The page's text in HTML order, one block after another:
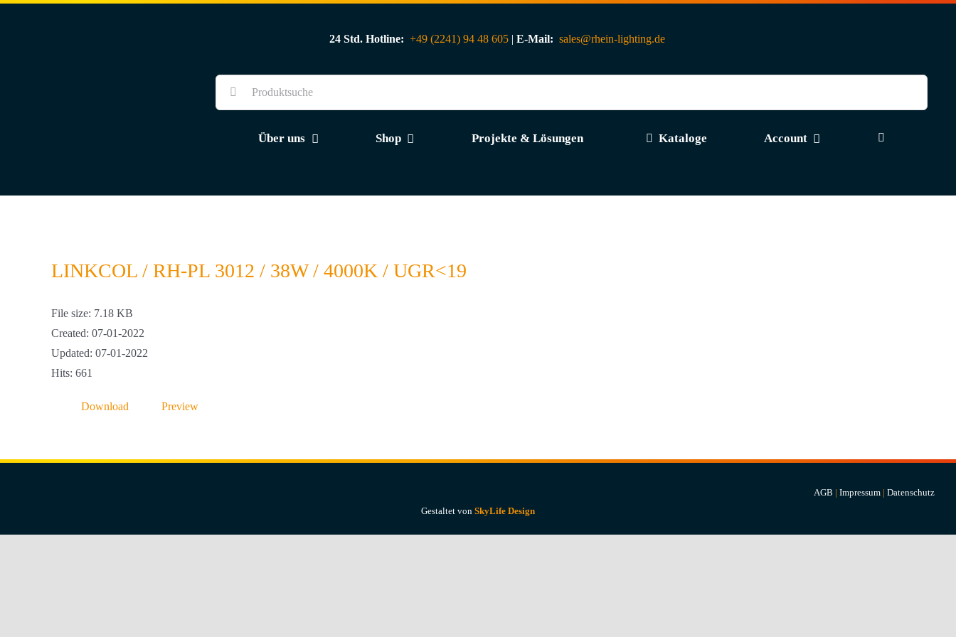
24 Std. Hotline: +49 (2241) 94 48 605 | E-Mail: sales@rhein-lighting.de
Über uns Shop Projekte & Lösungen Kataloge Account
LINKCOL / RH-PL 3012 / 38W / 4000K / UGR<19
File size: 7.18 KB
Created: 07-01-2022
Updated: 07-01-2022
Hits: 661
Download Preview
AGB | Impressum | Datenschutz
Gestaltet von SkyLife Design